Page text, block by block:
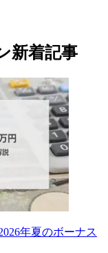
新着記事
年夏のボーナス